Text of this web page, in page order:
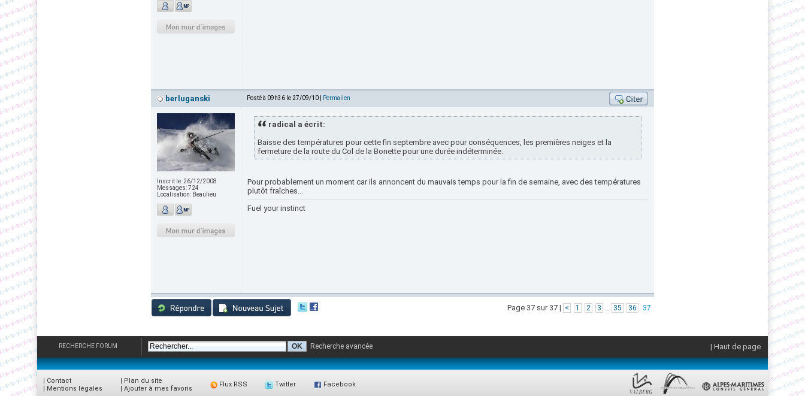
berluganski Posté à 09h36 le 27/09/10 | Permalien
Inscrit le: 26/12/2008
Messages:724
Localisation: Beaulieu
radical a écrit:
Baisse des températures pour cette fin septembre avec pour conséquences, les premières neiges et la
fermeture de la route du Col de la Bonette pour une durée indéterminée.
Pour probablement un moment car ils annoncent du mauvais temps pour la fin de semaine, avec des températures
plutôt fraîches...
Fuel your instinct
Page 37 sur 37 | < 1 2 3 ... 35 36 37
RECHERCHE FORUM Recherche avancée | Haut de page
| Contact
| Mentions légales
| Plan du site
| Ajouter à mes favoris
Flux RSS Twitter Facebook